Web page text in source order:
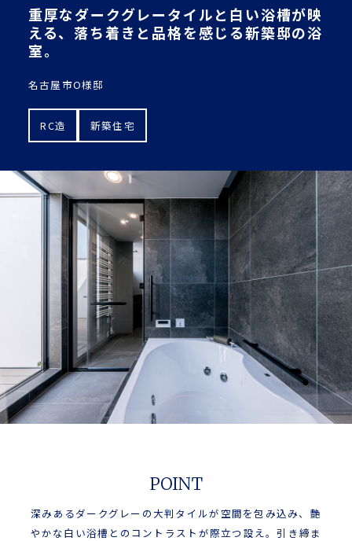
重厚なダークグレータイルと白い浴槽が映
える、落ち着きと品格を感じる新築邸の浴
室。
名古屋市O様邸
RC造 新築住宅
POINT
深みあるダークグレーの大判タイルが空間を包み込み、艶
やかな白い浴槽とのコントラストが際立つ設え。引き締ま